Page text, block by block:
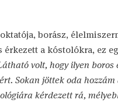
borász,
a kóstolókra, ez
volt, hogy ilyen
Sokan jöttek oda
kérdezett rá,